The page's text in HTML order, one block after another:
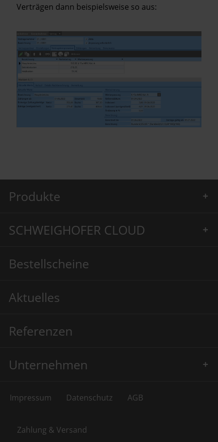
Verträgen dann beispielsweise so aus:
Produkte
SCHWEIGHOFER CLOUD
Bestellscheine
Aktuelles
Referenzen
Unternehmen
Impressum Datenschutz AGB
Zahlung & Versand